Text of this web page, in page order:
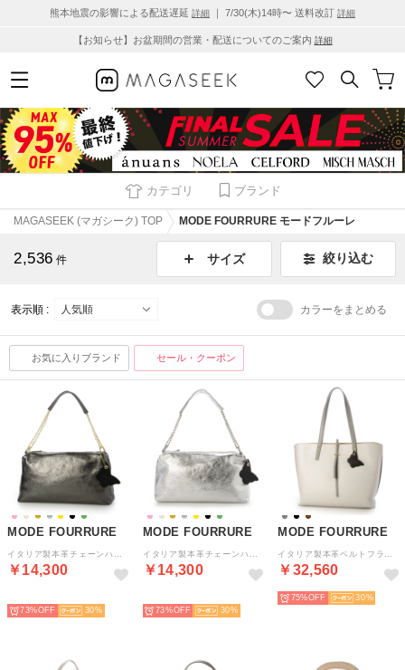
熊本地震の影響による配送遅延 詳細 ｜ 7/30(木)14時〜 送料改訂 詳細
【お知らせ】お盆期間の営業・配送についてのご案内 詳細
カテゴリ ブランド
MAGASEEK (マガシーク) TOP MODE FOURRURE モードフルーレ
2,536 件 サイズ 絞り込む
表示順 : カラーをまとめる
お気に入りブランド セール・クーポン
MODE FOURRURE
￥14,300
73%
30
MODE FOURRURE
￥14,300
73%
30
MODE FOURRURE
￥32,560
75% 30